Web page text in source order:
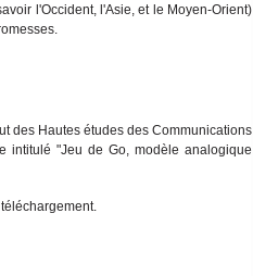
l'Occident, l'Asie, et le Moyen-Orient)
des Hautes études des Communications
intitulé "Jeu de Go, modèle analogique